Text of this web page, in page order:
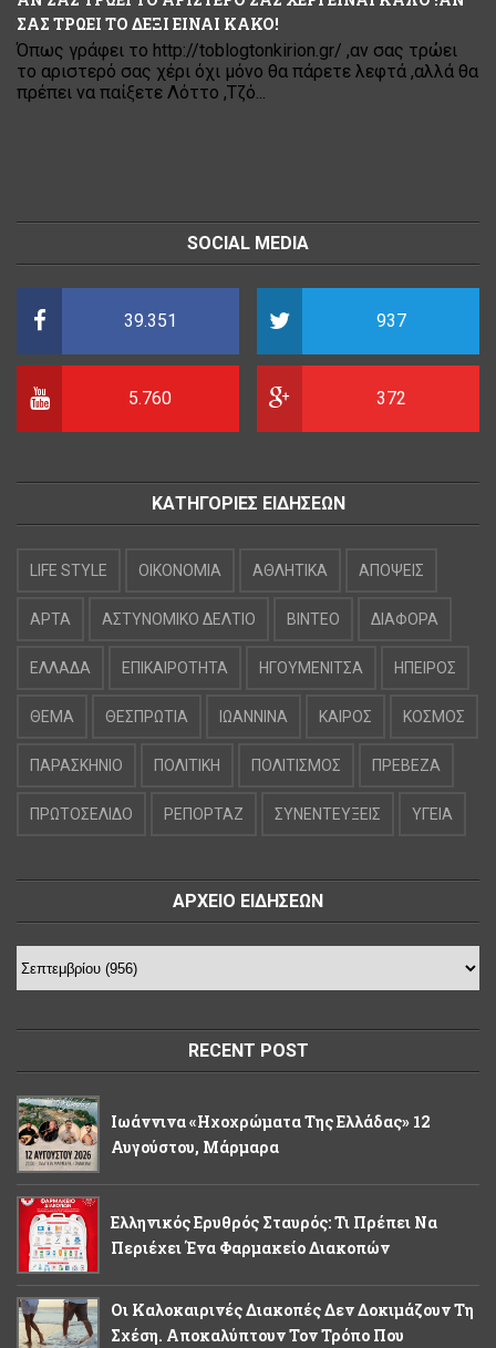
ΣΑΣ ΤΡΩΕΙ ΤΟ ΔΕΞΙ ΕΙΝΑΙ ΚΑΚΟ!
Όπως γράφει το http://toblogtonkirion.gr/ ,αν σας τρώει
το αριστερό σας χέρι όχι μόνο θα πάρετε λεφτά ,αλλά θα
πρέπει να παίξετε Λόττο ,Τζό...
SOCIAL MEDIA
39.351 937
5.760 372
ΚΑΤΗΓΟΡΙΕΣ ΕΙΔΗΣΕΩΝ
LIFE STYLE OIKONOMIA ΑΘΛΗΤΙΚΑ ΑΠΟΨΕΙΣ
ΑΡΤΑ ΑΣΤΥΝΟΜΙΚΟ ΔΕΛΤΙΟ ΒΙΝΤΕΟ ΔΙΑΦΟΡΑ
ΕΛΛΑΔΑ ΕΠΙΚΑΙΡΟΤΗΤΑ ΗΓΟΥΜΕΝΙΤΣΑ ΗΠΕΙΡΟΣ
ΘΕΜΑ ΘΕΣΠΡΩΤΙΑ ΙΩΑΝΝΙΝΑ ΚΑΙΡΟΣ ΚΟΣΜΟΣ
ΠΑΡΑΣΚΗΝΙΟ ΠΟΛΙΤΙΚΗ ΠΟΛΙΤΙΣΜΟΣ ΠΡΕΒΕΖΑ
ΠΡΩΤΟΣΕΛΙΔΟ ΡΕΠΟΡΤΑΖ ΣΥΝΕΝΤΕΥΞΕΙΣ ΥΓΕΙΑ
ΑΡΧΕΙΟ ΕΙΔΗΣΕΩΝ
RECENT POST
Ιωάννινα «Ηχοχρώματα Της Ελλάδας» 12
Αυγούστου, Μάρμαρα
Ελληνικός Ερυθρός Σταυρός: Τι Πρέπει Να
Περιέχει Ένα Φαρμακείο Διακοπών
Οι Καλοκαιρινές Διακοπές Δεν Δοκιμάζουν Τη
Σχέση. Αποκαλύπτουν Τον Τρόπο Που